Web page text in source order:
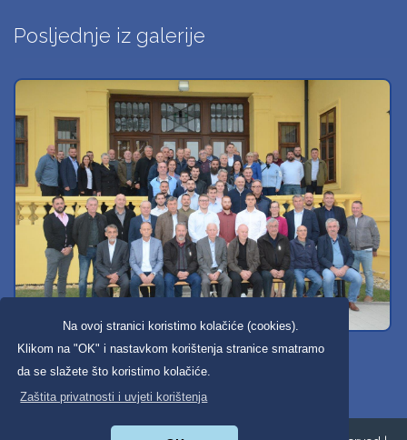
Na ovoj stranici koristimo kolačiće (cookies).
Klikom na "OK" i nastavkom korištenja stranice smatramo
da se slažete što koristimo kolačiće.
Zaštita privatnosti i uvjeti korištenja
Posljednje iz galerije
Svi dobravski košarkaši